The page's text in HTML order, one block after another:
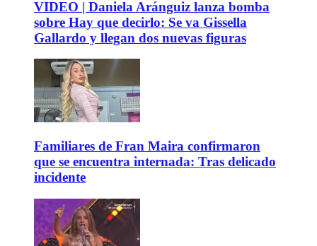
VIDEO | Daniela Aránguiz lanza bomba
sobre Hay que decirlo: Se va Gissella
Gallardo y llegan dos nuevas figuras
Familiares de Fran Maira confirmaron
que se encuentra internada: Tras delicado
incidente